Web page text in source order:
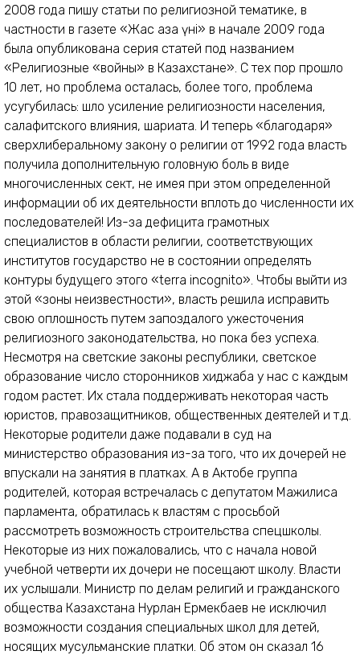
2008 года пишу статьи по религиозной тематике, в
частности в газете «Жас қазақ үні» в начале 2009 года
была опубликована серия статей под названием
«Религиозные «войны» в Казахстане». С тех пор прошло
10 лет, но проблема осталась, более того, проблема
усугубилась: шло усиление религиозности населения,
салафитского влияния, шариата. И теперь «благодаря»
сверхлиберальному закону о религии от 1992 года власть
получила дополнительную головную боль в виде
многочисленных сект, не имея при этом определенной
информации об их деятельности вплоть до численности их
последователей! Из-за дефицита грамотных
специалистов в области религии, соответствующих
институтов государство не в состоянии определять
контуры будущего этого «terra incognito». Чтобы выйти из
этой «зоны неизвестности», власть решила исправить
свою оплошность путем запоздалого ужесточения
религиозного законодательства, но пока без успеха.
Несмотря на светские законы республики, светское
образование число сторонников хиджаба у нас с каждым
годом растет. Их стала поддерживать некоторая часть
юристов, правозащитников, общественных деятелей и т.д.
Некоторые родители даже подавали в суд на
министерство образования из-за того, что их дочерей не
впускали на занятия в платках. А в Актобе группа
родителей, которая встречалась с депутатом Мажилиса
парламента, обратилась к властям с просьбой
рассмотреть возможность строительства спецшколы.
Некоторые из них пожаловались, что с начала новой
учебной четверти их дочери не посещают школу. Власти
их услышали. Министр по делам религий и гражданского
общества Казахстана Нурлан Ермекбаев не исключил
возможности создания специальных школ для детей,
носящих мусульманские платки. Об этом он сказал 16